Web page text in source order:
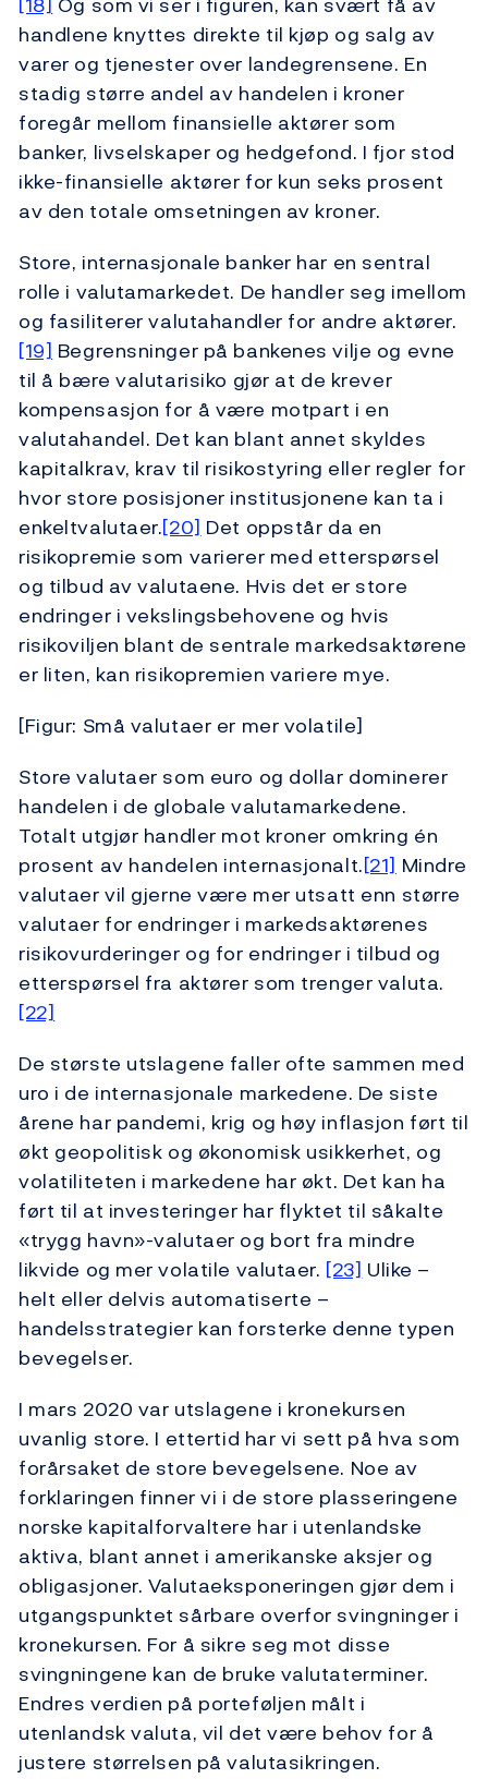
handlene knyttes direkte til kjøp og salg av
varer og tjenester over landegrensene. En
stadig større andel av handelen i kroner
foregår mellom finansielle aktører som
banker, livselskaper og hedgefond. I fjor stod
ikke-finansielle aktører for kun seks prosent
av den totale omsetningen av kroner.
Store, internasjonale banker har en sentral
rolle i valutamarkedet. De handler seg imellom
og fasiliterer valutahandler for andre aktører.
[19] Begrensninger på bankenes vilje og evne
til å bære valutarisiko gjør at de krever
kompensasjon for å være motpart i en
valutahandel. Det kan blant annet skyldes
kapitalkrav, krav til risikostyring eller regler for
hvor store posisjoner institusjonene kan ta i
enkeltvalutaer.[20] Det oppstår da en
risikopremie som varierer med etterspørsel
og tilbud av valutaene. Hvis det er store
endringer i vekslingsbehovene og hvis
risikoviljen blant de sentrale markedsaktørene
er liten, kan risikopremien variere mye.
[Figur: Små valutaer er mer volatile]
Store valutaer som euro og dollar dominerer
handelen i de globale valutamarkedene.
Totalt utgjør handler mot kroner omkring én
prosent av handelen internasjonalt.[21] Mindre
valutaer vil gjerne være mer utsatt enn større
valutaer for endringer i markedsaktørenes
risikovurderinger og for endringer i tilbud og
etterspørsel fra aktører som trenger valuta.
[22]
De største utslagene faller ofte sammen med
uro i de internasjonale markedene. De siste
årene har pandemi, krig og høy inflasjon ført til
økt geopolitisk og økonomisk usikkerhet, og
volatiliteten i markedene har økt. Det kan ha
ført til at investeringer har flyktet til såkalte
«trygg havn»-valutaer og bort fra mindre
likvide og mer volatile valutaer. [23] Ulike –
helt eller delvis automatiserte –
handelsstrategier kan forsterke denne typen
bevegelser.
I mars 2020 var utslagene i kronekursen
uvanlig store. I ettertid har vi sett på hva som
forårsaket de store bevegelsene. Noe av
forklaringen finner vi i de store plasseringene
norske kapitalforvaltere har i utenlandske
aktiva, blant annet i amerikanske aksjer og
obligasjoner. Valutaeksponeringen gjør dem i
utgangspunktet sårbare overfor svingninger i
kronekursen. For å sikre seg mot disse
svingningene kan de bruke valutaterminer.
Endres verdien på porteføljen målt i
utenlandsk valuta, vil det være behov for å
justere størrelsen på valutasikringen.